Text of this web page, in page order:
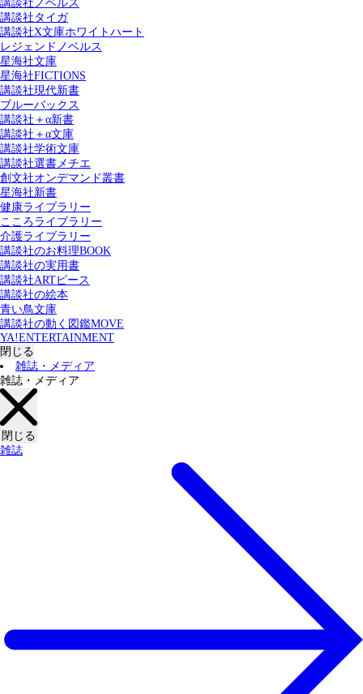
講談社ノベルス
講談社タイガ
講談社X文庫ホワイトハート
レジェンドノベルス
星海社文庫
星海社FICTIONS
講談社現代新書
ブルーバックス
講談社＋α新書
講談社＋α文庫
講談社学術文庫
講談社選書メチエ
創文社オンデマンド叢書
星海社新書
健康ライブラリー
こころライブラリー
介護ライブラリー
講談社のお料理BOOK
講談社の実用書
講談社ARTピース
講談社の絵本
青い鳥文庫
講談社の動く図鑑MOVE
YA!ENTERTAINMENT
閉じる
雑誌・メディア
雑誌・メディア
閉じる
雑誌